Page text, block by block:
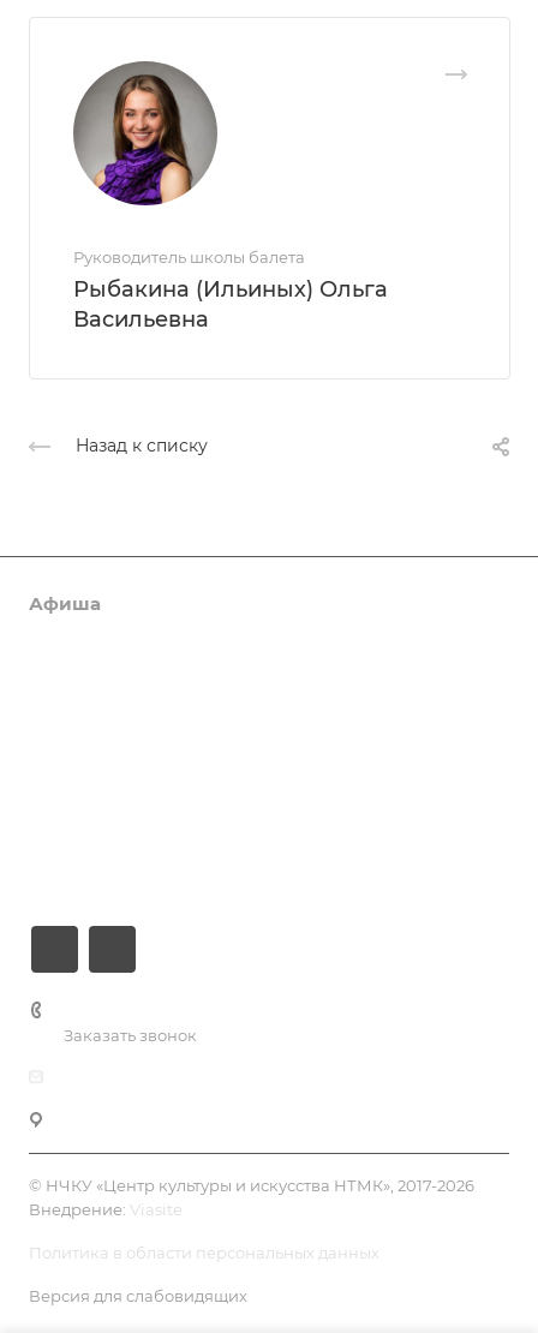
Руководитель школы балета
Рыбакина (Ильиных) Ольга
Васильевна
Назад к списку
Афиша
Заказать звонок
© НЧКУ «Центр культуры и искусства НТМК», 2017-2026
Внедрение: Viasite
Политика в области персональных данных
Версия для слабовидящих